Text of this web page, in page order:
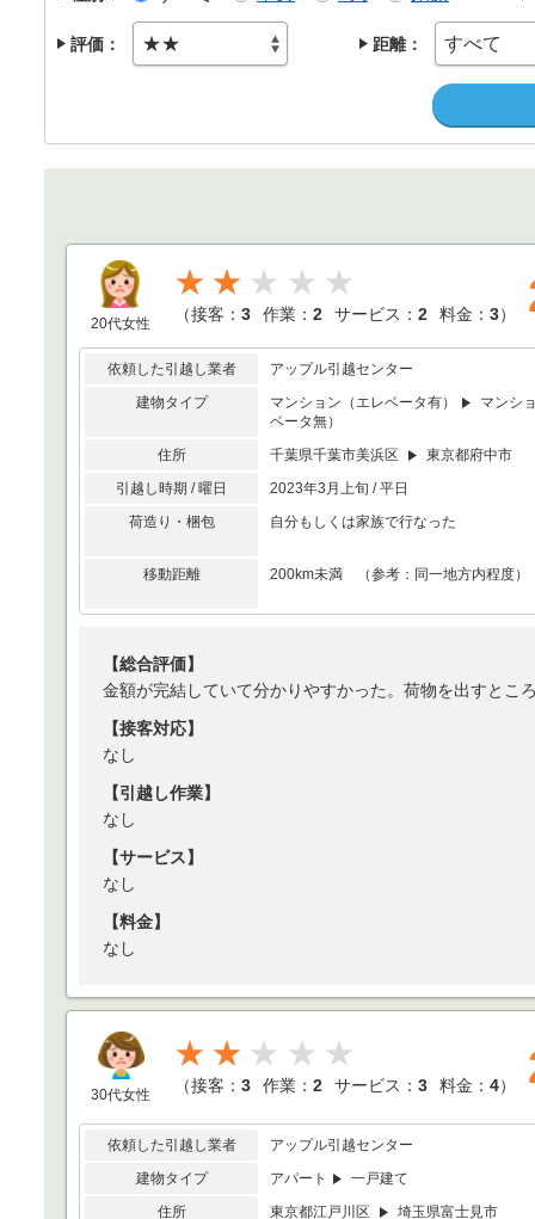
評価： 距離：
20代女性
★★
（接客： 3 作業： 2 サービス： 2 料金： 3）
依頼した引越し業者
アップル引越センター
建物タイプ
マンション（エレベータ有）
マンシ
ベータ無）
住所
千葉県千葉市美浜区
東京都府中市
引越し時期 / 曜日
2023年3月上旬 / 平日
荷造り・梱包
自分もしくは家族で行なった
移動距離 200km未満 （参考：同一地方内程度）
【総合評価】
金額が完結していて分かりやすかった。荷物を出すとこ
【接客対応】
なし
【引越し作業】
なし
【サービス】
なし
【料金】
なし
30代女性
★★
（接客： 3 作業： 2 サービス： 3 料金： 4）
依頼した引越し業者
アップル引越センター
建物タイプ
アパート
一戸建て
住所
東京都江戸川区
埼玉県富士見市